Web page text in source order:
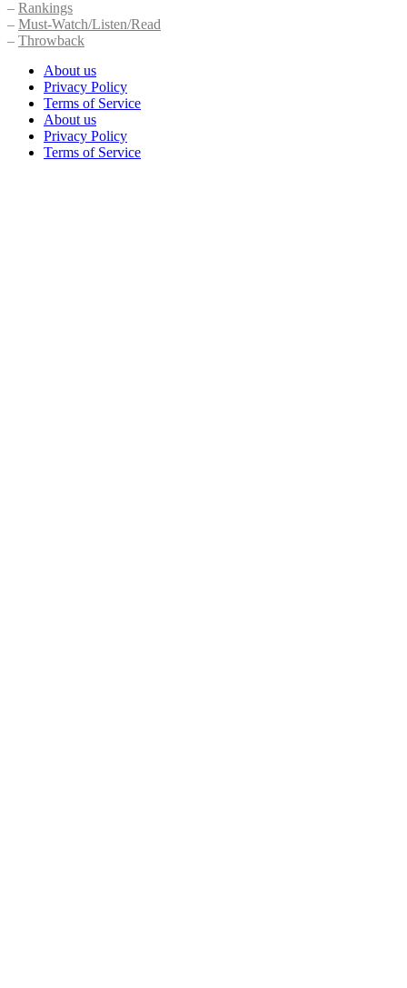
– Rankings
– Must-Watch/Listen/Read
– Throwback
About us
Privacy Policy
Terms of Service
About us
Privacy Policy
Terms of Service